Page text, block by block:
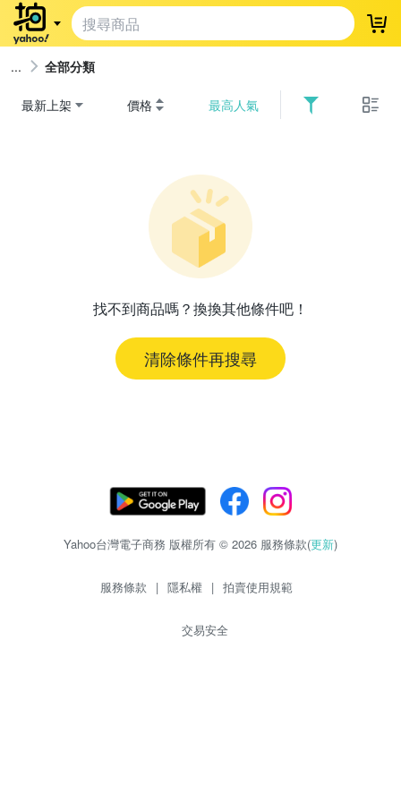
登
全部分類
最新上架 價格 最高人氣
找不到商品嗎？換換其他條件吧！
清除條件再搜尋
Yahoo台灣電子商務 版權所有 © 2026 服務條款(更新)
服務條款 | 隱私權 | 拍賣使用規範
交易安全